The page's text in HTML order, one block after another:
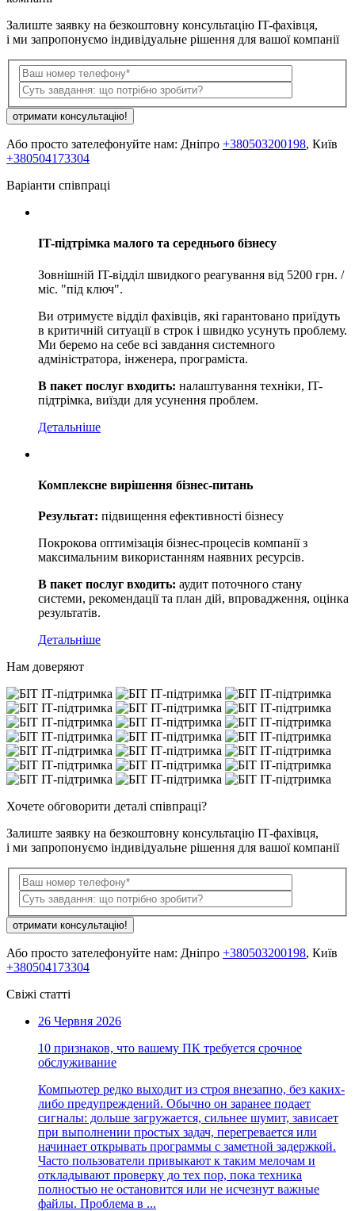
Залиште заявку на безкоштовну консультацію IT-фахівця,
і ми запропонуємо індивідуальне рішення для вашої компанії
отримати консультацію!
Або просто зателефонуйте нам: Дніпро +380503200198, Київ
+380504173304
Варіанти співпраці
IT-підтрімка малого та середнього бізнесу
Зовнішній IT-відділ швидкого реагування від 5200 грн. /
міс. "під ключ".
Ви отримуєте відділ фахівців, які гарантовано приїдуть
в критичній ситуації в строк і швидко усунуть проблему.
Ми беремо на себе всі завдання системного
адміністратора, інженера, програміста.
В пакет послуг входить: налаштування техніки, IT-
підтрімка, виїзди для усунення проблем.
Детальніше
Комплексне вирішення бізнес-питань
Результат: підвищення ефективності бізнесу
Покрокова оптимізація бізнес-процесів компанії з
максимальним використанням наявних ресурсів.
В пакет послуг входить: аудит поточного стану
системи, рекомендації та план дій, впровадження, оцінка
результатів.
Детальніше
Нам доверяют
Хочете обговорити деталі співпраці?
Залиште заявку на безкоштовну консультацію ІТ-фахівця,
і ми запропонуємо індивідуальне рішення для вашої компанії
отримати консультацію!
Або просто зателефонуйте нам: Дніпро +380503200198, Київ
+380504173304
Свіжі статті
26 Червня 2026
10 признаков, что вашему ПК требуется срочное
обслуживание
Компьютер редко выходит из строя внезапно, без каких-
либо предупреждений. Обычно он заранее подает
сигналы: дольше загружается, сильнее шумит, зависает
при выполнении простых задач, перегревается или
начинает открывать программы с заметной задержкой.
Часто пользователи привыкают к таким мелочам и
откладывают проверку до тех пор, пока техника
полностью не остановится или не исчезнут важные
файлы. Проблема в ...